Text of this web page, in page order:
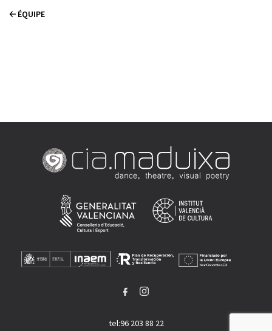
🡠 ÉQUIPE
tel:96 203 88 22